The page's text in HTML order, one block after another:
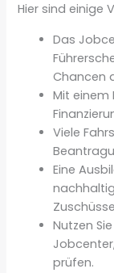
Hier sind einige
Das
Chancen
Mit einem
Viele
Eine
Nutzen
prüfen.